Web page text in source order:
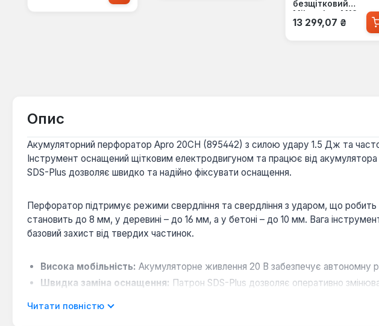
безщітковий
Milwaukee M18
BLHACD26-0
Звичайна ціна:
13 299,07 ₴
Опис
Акумуляторний перфоратор Apro 20CH (895442) з силою удару 1.5 Дж та
Інструмент оснащений щітковим електродвигуном та працює від
SDS-Plus дозволяє швидко та надійно фіксувати оснащення.
Перфоратор підтримує режими свердління та свердління з ударом, що робить
становить до 8 мм, у деревині – до 16 мм, а у бетоні – до 10 мм. Вага
базовий захист від твердих частинок.
Висока мобільність: Акумуляторне живлення 20 В забезпечує автономну
Швидка заміна оснащення: Патрон SDS-Plus дозволяє оперативно
Читати повністю